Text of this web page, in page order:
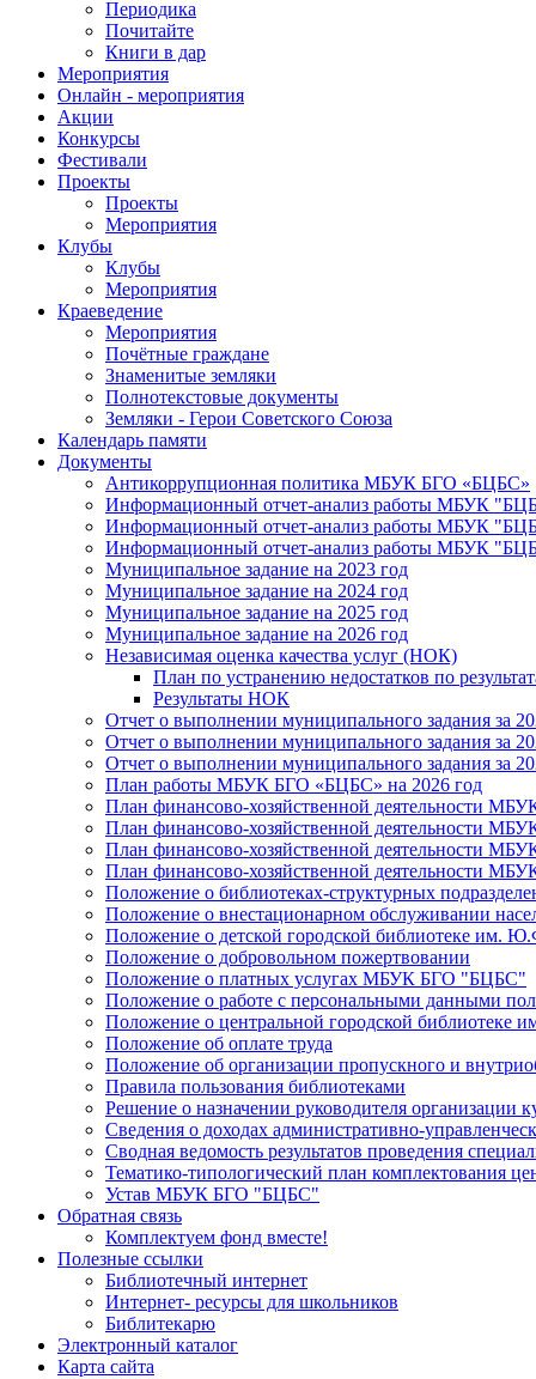
Периодика
Почитайте
Книги в дар
Мероприятия
Онлайн - мероприятия
Акции
Конкурсы
Фестивали
Проекты
Проекты
Мероприятия
Клубы
Клубы
Мероприятия
Краеведение
Мероприятия
Почётные граждане
Знаменитые земляки
Полнотекстовые документы
Земляки - Герои Советского Союза
Календарь памяти
Документы
Антикоррупционная политика МБУК БГО «БЦБС»
Информационный отчет-анализ работы МБУК
Информационный отчет-анализ работы МБУК
Информационный отчет-анализ работы МБУК
Муниципальное задание на 2023 год
Муниципальное задание на 2024 год
Муниципальное задание на 2025 год
Муниципальное задание на 2026 год
Независимая оценка качества услуг (НОК)
План по устранению недостатков по
Результаты НОК
Отчет о выполнении муниципального задания за
Отчет о выполнении муниципального задания за
Отчет о выполнении муниципального задания за
План работы МБУК БГО «БЦБС» на 2026 год
План финансово-хозяйственной деятельности
План финансово-хозяйственной деятельности
План финансово-хозяйственной деятельности
План финансово-хозяйственной деятельности
Положение о библиотеках-структурных
Положение о внестационарном обслуживании
Положение о детской городской библиотеке им.
Положение о добровольном пожертвовании
Положение о платных услугах МБУК БГО "БЦБС"
Положение о работе с персональными данными
Положение о центральной городской библиотеке
Положение об оплате труда
Положение об организации пропускного и
Правила пользования библиотеками
Решение о назначении руководителя организации
Сведения о доходах административно-
Сводная ведомость результатов проведения
Тематико-типологический план комплектования
Устав МБУК БГО "БЦБС"
Обратная связь
Комплектуем фонд вместе!
Полезные ссылки
Библиотечный интернет
Интернет- ресурсы для школьников
Библитекарю
Электронный каталог
Карта сайта